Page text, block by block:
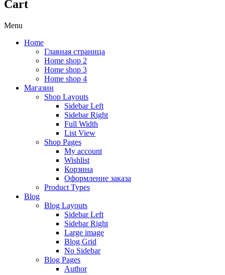
Cart
Menu
Home
Главная страница
Home shop 2
Home shop 3
Home shop 4
Магазин
Shop Layouts
Sidebar Left
Sidebar Right
Full Width
List View
Shop Pages
My account
Wishlist
Корзина
Оформление заказа
Product Types
Blog
Blog Layouts
Sidebar Left
Sidebar Right
Large image
Blog Grid
No Sidebar
Blog Pages
Author